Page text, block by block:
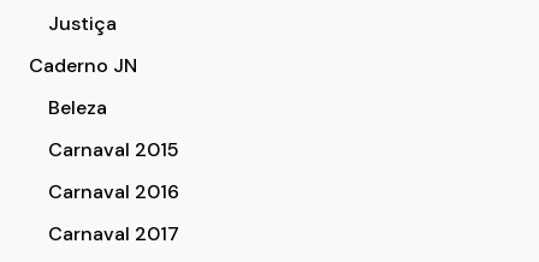
Justiça
Caderno JN
Beleza
Carnaval 2015
Carnaval 2016
Carnaval 2017